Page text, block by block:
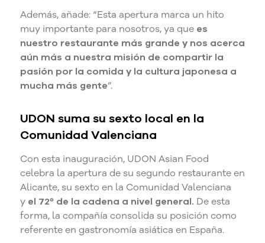
Además, añade: “Esta apertura marca un hito
muy importante para nosotros, ya que es
nuestro restaurante más grande y nos acerca
aún más a nuestra misión de compartir la
pasión por la comida y la cultura japonesa a
mucha más gente”.
UDON suma su sexto local en la
Comunidad Valenciana
Con esta inauguración, UDON Asian Food
celebra la apertura de su segundo restaurante en
Alicante, su sexto en la Comunidad Valenciana
y el 72º de la cadena a nivel general. De esta
forma, la compañía consolida su posición como
referente en gastronomía asiática en España.